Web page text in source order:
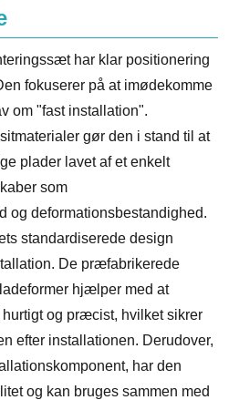
har klar positionering
fokuserer på at imødekomme
om "fast installation".
gør den i stand til at
plader lavet af et enkelt
som
og deformationsbestandighed.
standardiserede design
De præfabrikerede
hjælper med at
og præcist, hvilket sikrer
efter installationen. Derudover,
har den
og kan bruges sammen med